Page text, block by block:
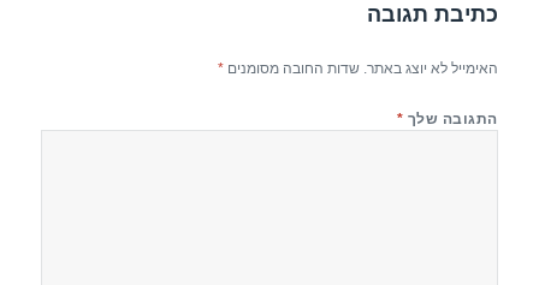
כתיבת תגובה
האימייל לא יוצג באתר. שדות החובה מסומנים*
התגובה שלך *